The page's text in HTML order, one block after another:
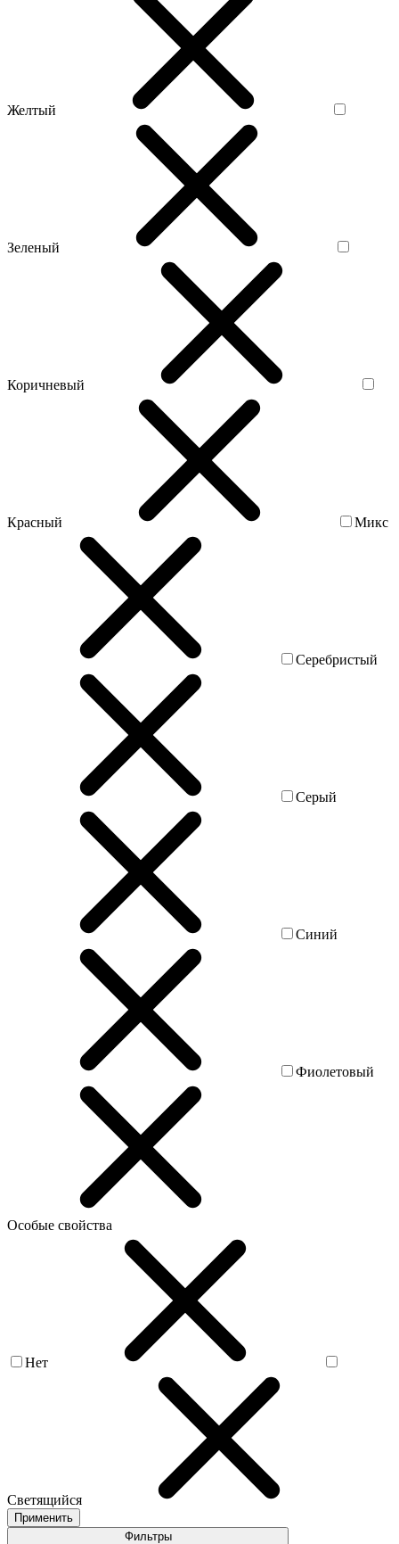
Желтый
Зеленый
Коричневый
Красный Микс
Серебристый
Серый
Синий
Фиолетовый
Особые свойства
Нет
Светящийся
Применить
Фильтры